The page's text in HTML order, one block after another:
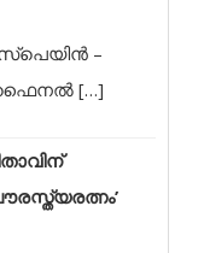
സ്പെയിൻ –
[…]